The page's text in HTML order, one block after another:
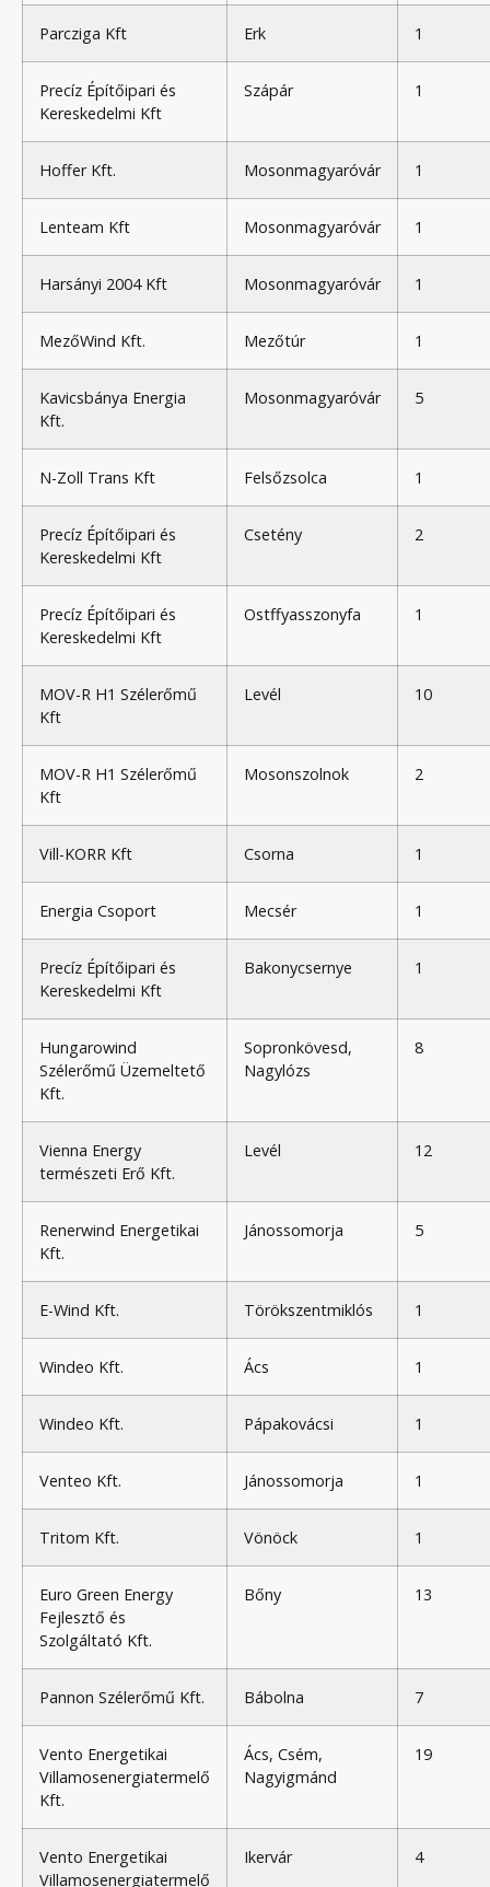
Parcziga Kft Erk 1
Precíz Építőipari és
Kereskedelmi Kft
Szápár 1
Hoffer Kft. Mosonmagyaróvár 1
Lenteam Kft Mosonmagyaróvár 1
Harsányi 2004 Kft Mosonmagyaróvár 1
MezőWind Kft. Mezőtúr 1
Kavicsbánya Energia
Kft.
Mosonmagyaróvár 5
N-Zoll Trans Kft Felsőzsolca 1
Precíz Építőipari és
Kereskedelmi Kft
Csetény 2
Precíz Építőipari és
Kereskedelmi Kft
Ostffyasszonyfa 1
MOV-R H1 Szélerőmű
Kft
Levél 10
MOV-R H1 Szélerőmű
Kft
Mosonszolnok 2
Vill-KORR Kft Csorna 1
Energia Csoport Mecsér 1
Precíz Építőipari és
Kereskedelmi Kft
Bakonycsernye 1
Hungarowind
Szélerőmű Üzemeltető
Kft.
Sopronkövesd,
Nagylózs
8
Vienna Energy
természeti Erő Kft.
Levél 12
Renerwind Energetikai
Kft.
Jánossomorja 5
E-Wind Kft. Törökszentmiklós 1
Windeo Kft. Ács 1
Windeo Kft. Pápakovácsi 1
Venteo Kft. Jánossomorja 1
Tritom Kft. Vönöck 1
Euro Green Energy
Fejlesztő és
Szolgáltató Kft.
Bőny 13
Pannon Szélerőmű Kft. Bábolna 7
Vento Energetikai
Villamosenergiatermelő
Kft.
Ács, Csém,
Nagyigmánd
19
Vento Energetikai
Villamosenergiatermelő
Ikervár 4